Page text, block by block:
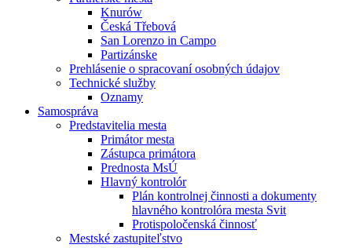
Knurów
Česká Třebová
San Lorenzo in Campo
Partizánske
Prehlásenie o spracovaní osobných údajov
Technické služby
Oznamy
Samospráva
Predstavitelia mesta
Primátor mesta
Zástupca primátora
Prednosta MsÚ
Hlavný kontrolór
Plán kontrolnej činnosti a dokumenty
hlavného kontrolóra mesta Svit
Protispoločenská činnosť
Mestské zastupiteľstvo